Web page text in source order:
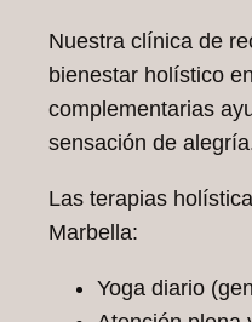
Nuestra clínica de
bienestar holístico
complementarias
sensación de
Las terapias
Marbella:
Yoga diario